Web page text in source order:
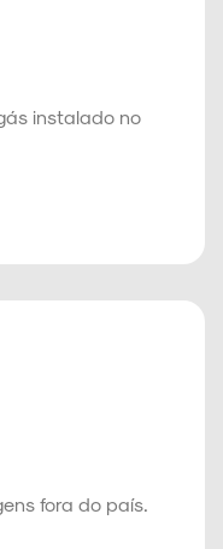
instalado no
fora do país.